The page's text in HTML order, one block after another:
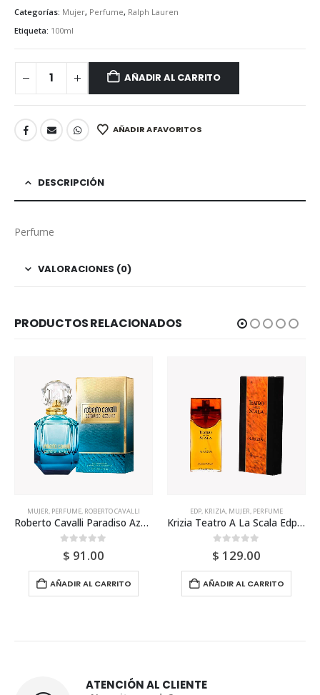
Categorías: Mujer, Perfume, Ralph Lauren
Etiqueta: 100ml
AÑADIR AL CARRITO
AÑADIR A FAVORITOS
DESCRIPCIÓN
Perfume
VALORACIONES (0)
PRODUCTOS RELACIONADOS
EDP,KRIZIA,MUJER,PERFUME
0 out of 5
$ 129.00
AÑADIR AL CARRITO
MARC DE LA MORANDIERE,MUJER
Marc De La Morandiere Bleu De Chine Edt 100ml Para Mujer
out of 5
$160.00
AÑADIR AL CARRITO
ATENCIÓN AL CLIENTE